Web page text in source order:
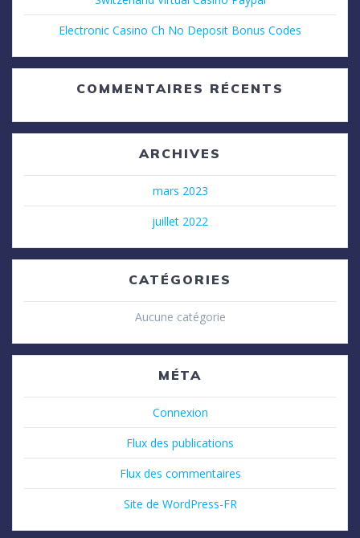
Electronic Casino Ch No Deposit Bonus Codes
COMMENTAIRES RÉCENTS
ARCHIVES
mars 2023
juillet 2022
CATÉGORIES
Aucune catégorie
MÉTA
Connexion
Flux des publications
Flux des commentaires
Site de WordPress-FR